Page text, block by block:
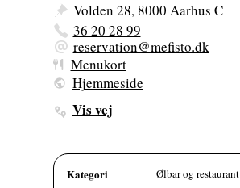
Volden 28, 8000 Aarhus C
36 20 28 99
reservation@mefisto.dk
Menukort
Hjemmeside
Vis vej
Kategori Ølbar og restaurant